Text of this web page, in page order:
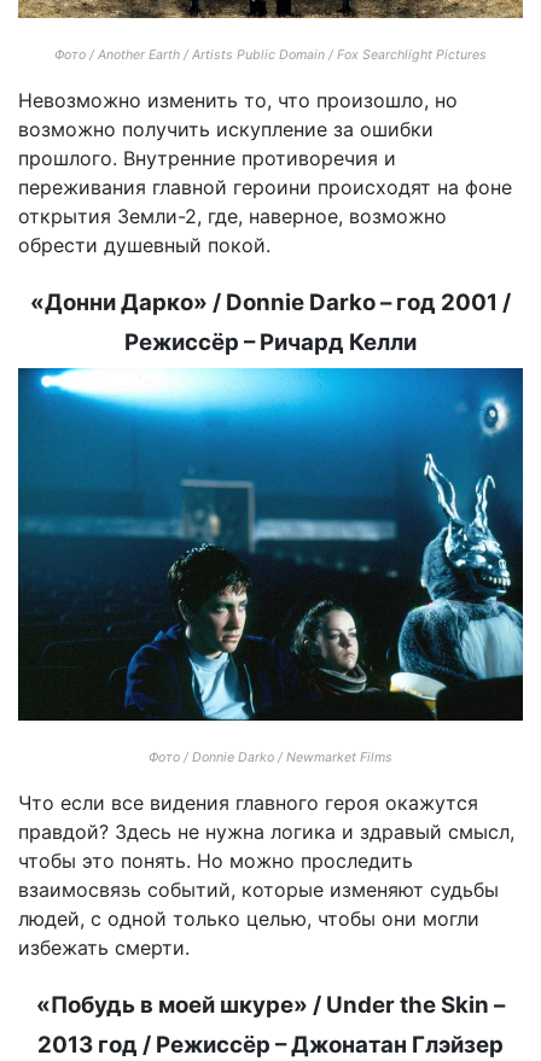
Фото / Another Earth / Artists Public Domain / Fox Searchlight Pictures
Невозможно изменить то, что произошло, но
возможно получить искупление за ошибки
прошлого. Внутренние противоречия и
переживания главной героини происходят на фоне
открытия Земли-2, где, наверное, возможно
обрести душевный покой.
«Донни Дарко» / Donnie Darko – год 2001 /
Режиссёр – Ричард Келли
Фото / Donnie Darko / Newmarket Films
Что если все видения главного героя окажутся
правдой? Здесь не нужна логика и здравый смысл,
чтобы это понять. Но можно проследить
взаимосвязь событий, которые изменяют судьбы
людей, с одной только целью, чтобы они могли
избежать смерти.
«Побудь в моей шкуре» / Under the Skin –
2013 год / Режиссёр – Джонатан Глэйзер